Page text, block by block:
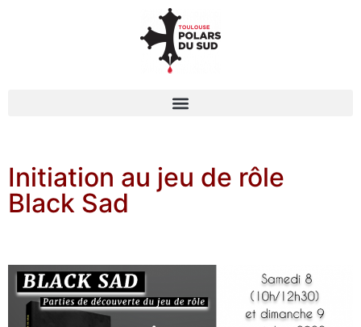
Initiation au jeu de rôle
Black Sad